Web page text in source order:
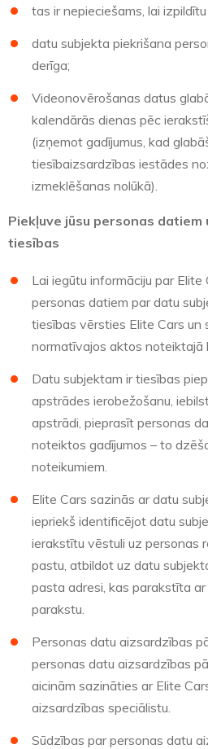
tas ir nepieciešams, lai
datu subjekta piekrišana
derīga;
Videonovērošanas datus
kalendārās dienas pēc
(izņemot gadījumus, kad
tiesībaizsardzības iestādes
izmeklēšanas nolūkā).
Piekļuve jūsu personas
tiesības
Lai iegūtu informāciju par
personas datiem par datu
tiesības vērsties Elite Cars un
normatīvajos aktos noteiktajā
Datu subjektam ir tiesības
apstrādes ierobežošanu,
apstrādi, pieprasīt personas
noteiktos gadījumos – to
noteikumiem.
Elite Cars sazinās ar datu
iepriekš identificējot datu
ierakstītu vēstuli uz personas
pastu, atbildot uz datu
pasta adresi, kas parakstīta
parakstu.
Personas datu aizsardzības
personas datu aizsardzības
aicinām sazināties ar Elite
aizsardzības speciālistu.
Sūdzības par personas datu